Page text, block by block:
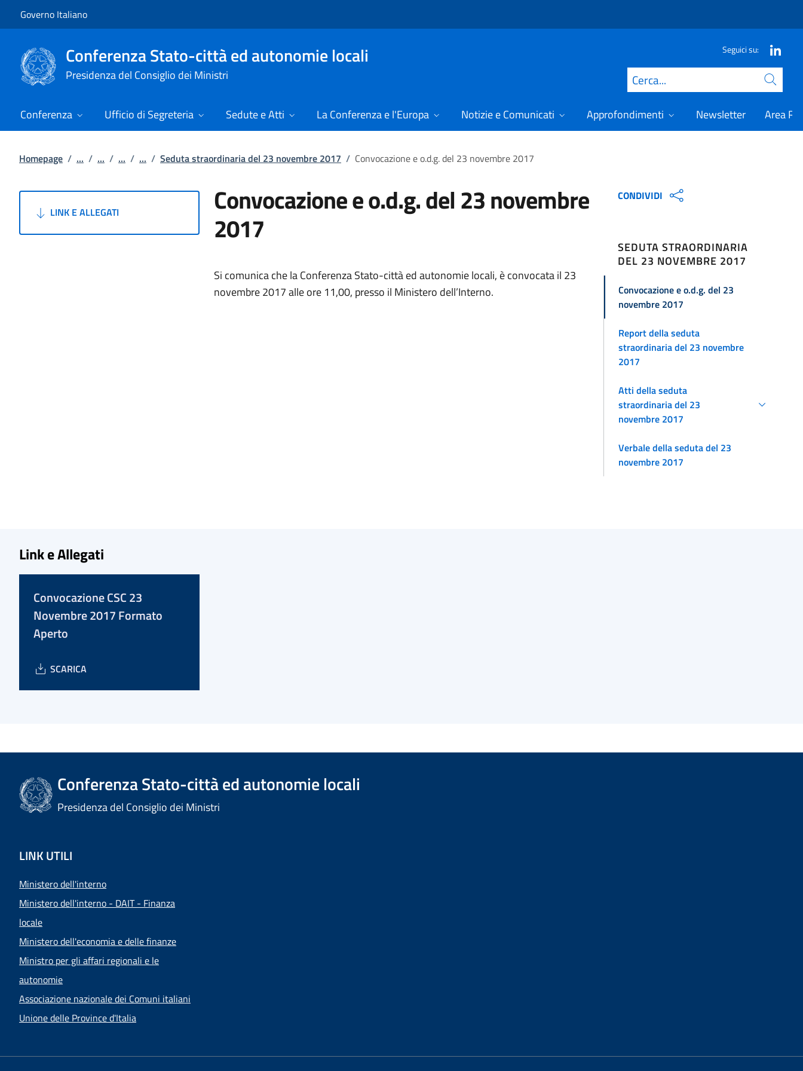
Governo Italiano
Conferenza Stato-città ed autonomie locali
Presidenza del Consiglio dei Ministri
Seguici su:
Cerca
Conferenza Ufficio di Segreteria Sedute e Atti La Conferenza e l'Europa Notizie e Comunicati Approfondimenti Newsletter Area
Homepage / ... / ... / ... / ... / Seduta straordinaria del 23 novembre 2017 / Convocazione e o.d.g. del 23 novembre 2017
LINK E ALLEGATI Convocazione e o.d.g. del 23 novembre
2017
Si comunica che la Conferenza Stato-città ed autonomie locali, è convocata il 23
novembre 2017 alle ore 11,00, presso il Ministero dell’Interno.
CONDIVIDI
SEDUTA STRAORDINARIA
DEL 23 NOVEMBRE 2017
Convocazione e o.d.g. del 23
novembre 2017
Report della seduta
straordinaria del 23 novembre
2017
Atti della seduta
straordinaria del 23
novembre 2017
Verbale della seduta del 23
novembre 2017
Link e Allegati
Convocazione CSC 23
Novembre 2017 Formato
Aperto
SCARICA
Conferenza Stato-città ed autonomie locali
Presidenza del Consiglio dei Ministri
LINK UTILI
Ministero dell'interno
Ministero dell'interno - DAIT - Finanza
locale
Ministero dell'economia e delle finanze
Ministro per gli affari regionali e le
autonomie
Associazione nazionale dei Comuni italiani
Unione delle Province d'Italia